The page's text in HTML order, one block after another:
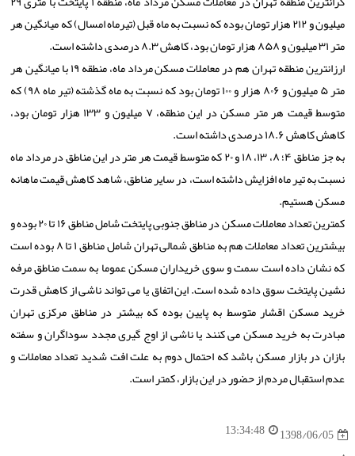
میلیون و ۲۱۲ هزار تومان بوده كه نسبت به ماه قبل (تیرماه امسال) كه میانگین هر
متر ۳۱ میلیون و ۸۵۸ هزار تومان بود، كاهش ۸.۳ درصدی داشته است.
ارزانترین منطقه تهران هم در معاملات مسكن مرداد ماه، منطقه ۱۹ با میانگین هر
متر ۵ میلیون و ۸۰۶ هزار و ۱۰۰ تومان بود كه نسبت به ماه گذشته (تیر ماه ۹۸) كه
متوسط قیمت هر متر مسكن در این منطقه، ۷ میلیون و ۱۳۳ هزار تومان بود،
كاهش كاهش ۱۸.۶ درصدی داشته است.
به جز مناطق ۴؛ ۸، ۱۳، ۱۸ و ۲۰ كه متوسط قیمت هر متر در این مناطق در مرداد ماه
نسبت به تیر ماه افزایش داشته است، در سایر مناطق، شاهد كاهش قیمت ماهانه
مسكن هستیم.
كمترین تعداد معاملات مسكن در مناطق جنوبی پایتخت شامل مناطق ۱۶ تا ۲۰ بوده و
بیشترین تعداد معاملات هم به مناطق شمالی تهران شامل مناطق ۱ تا ۸ بوده است
كه نشان داده است سمت و سوی خریداران مسكن عموما به سمت مناطق مرفه
نشین پایتخت سوق داده شده است. این اتفاق یا می تواند ناشی از كاهش قدرت
خرید مسكن اقشار متوسط به پایین بوده كه بیشتر در مناطق مركزی تهران
مبادرت به خرید مسكن می كنند یا ناشی از اوج گیری مجدد سوداگران و سفته
بازان در بازار مسكن باشد كه احتمال دوم به علت افت شدید تعداد معاملات و
عدم استقبال مردم از حضور در این بازار، كمتر است.
1398/06/05
13:34:48